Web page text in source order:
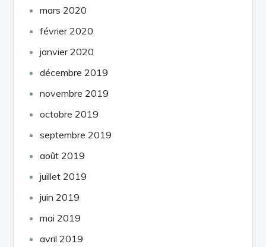
mars 2020
février 2020
janvier 2020
décembre 2019
novembre 2019
octobre 2019
septembre 2019
août 2019
juillet 2019
juin 2019
mai 2019
avril 2019